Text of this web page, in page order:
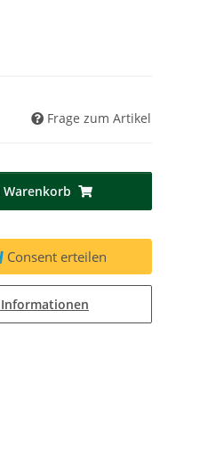
Frage zum Artikel
Warenkorb
Consent erteilen